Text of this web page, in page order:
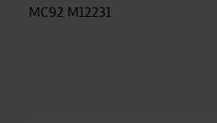
MC92 M12231